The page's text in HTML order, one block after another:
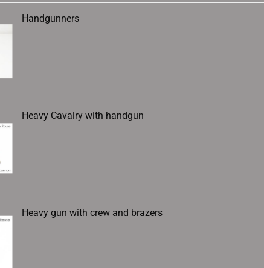
Handgunners
Heavy Cavalry with handgun
Heavy gun with crew and brazers